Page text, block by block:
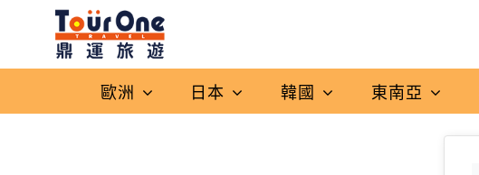
歐洲 日本 韓國 東南亞